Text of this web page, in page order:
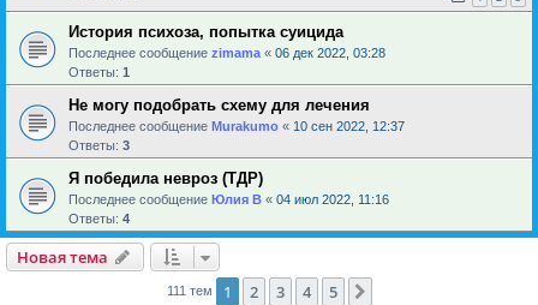
История психоза, попытка суицида
Последнее сообщение zimama « 06 дек 2022, 03:28
Ответы: 1
Не могу подобрать схему для лечения
Последнее сообщение Murakumo « 10 сен 2022, 12:37
Ответы: 3
Я победила невроз (ТДР)
Последнее сообщение Юлия В « 04 июл 2022, 11:16
Ответы: 4
Новая тема
111 тем 1 2 3 4 5